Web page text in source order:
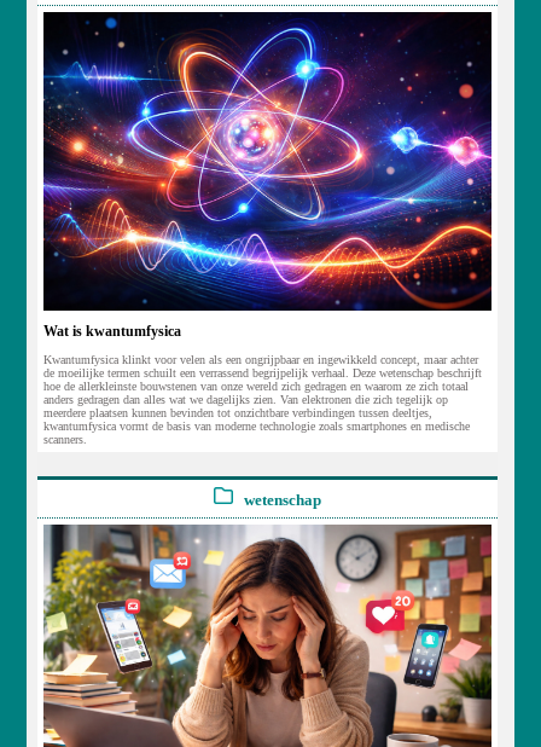
Wat is kwantumfysica
Kwantumfysica klinkt voor velen als een ongrijpbaar en ingewikkeld concept, maar achter
de moeilijke termen schuilt een verrassend begrijpelijk verhaal. Deze wetenschap beschrijft
hoe de allerkleinste bouwstenen van onze wereld zich gedragen en waarom ze zich totaal
anders gedragen dan alles wat we dagelijks zien. Van elektronen die zich tegelijk op
meerdere plaatsen kunnen bevinden tot onzichtbare verbindingen tussen deeltjes,
kwantumfysica vormt de basis van moderne technologie zoals smartphones en medische
scanners.
wetenschap